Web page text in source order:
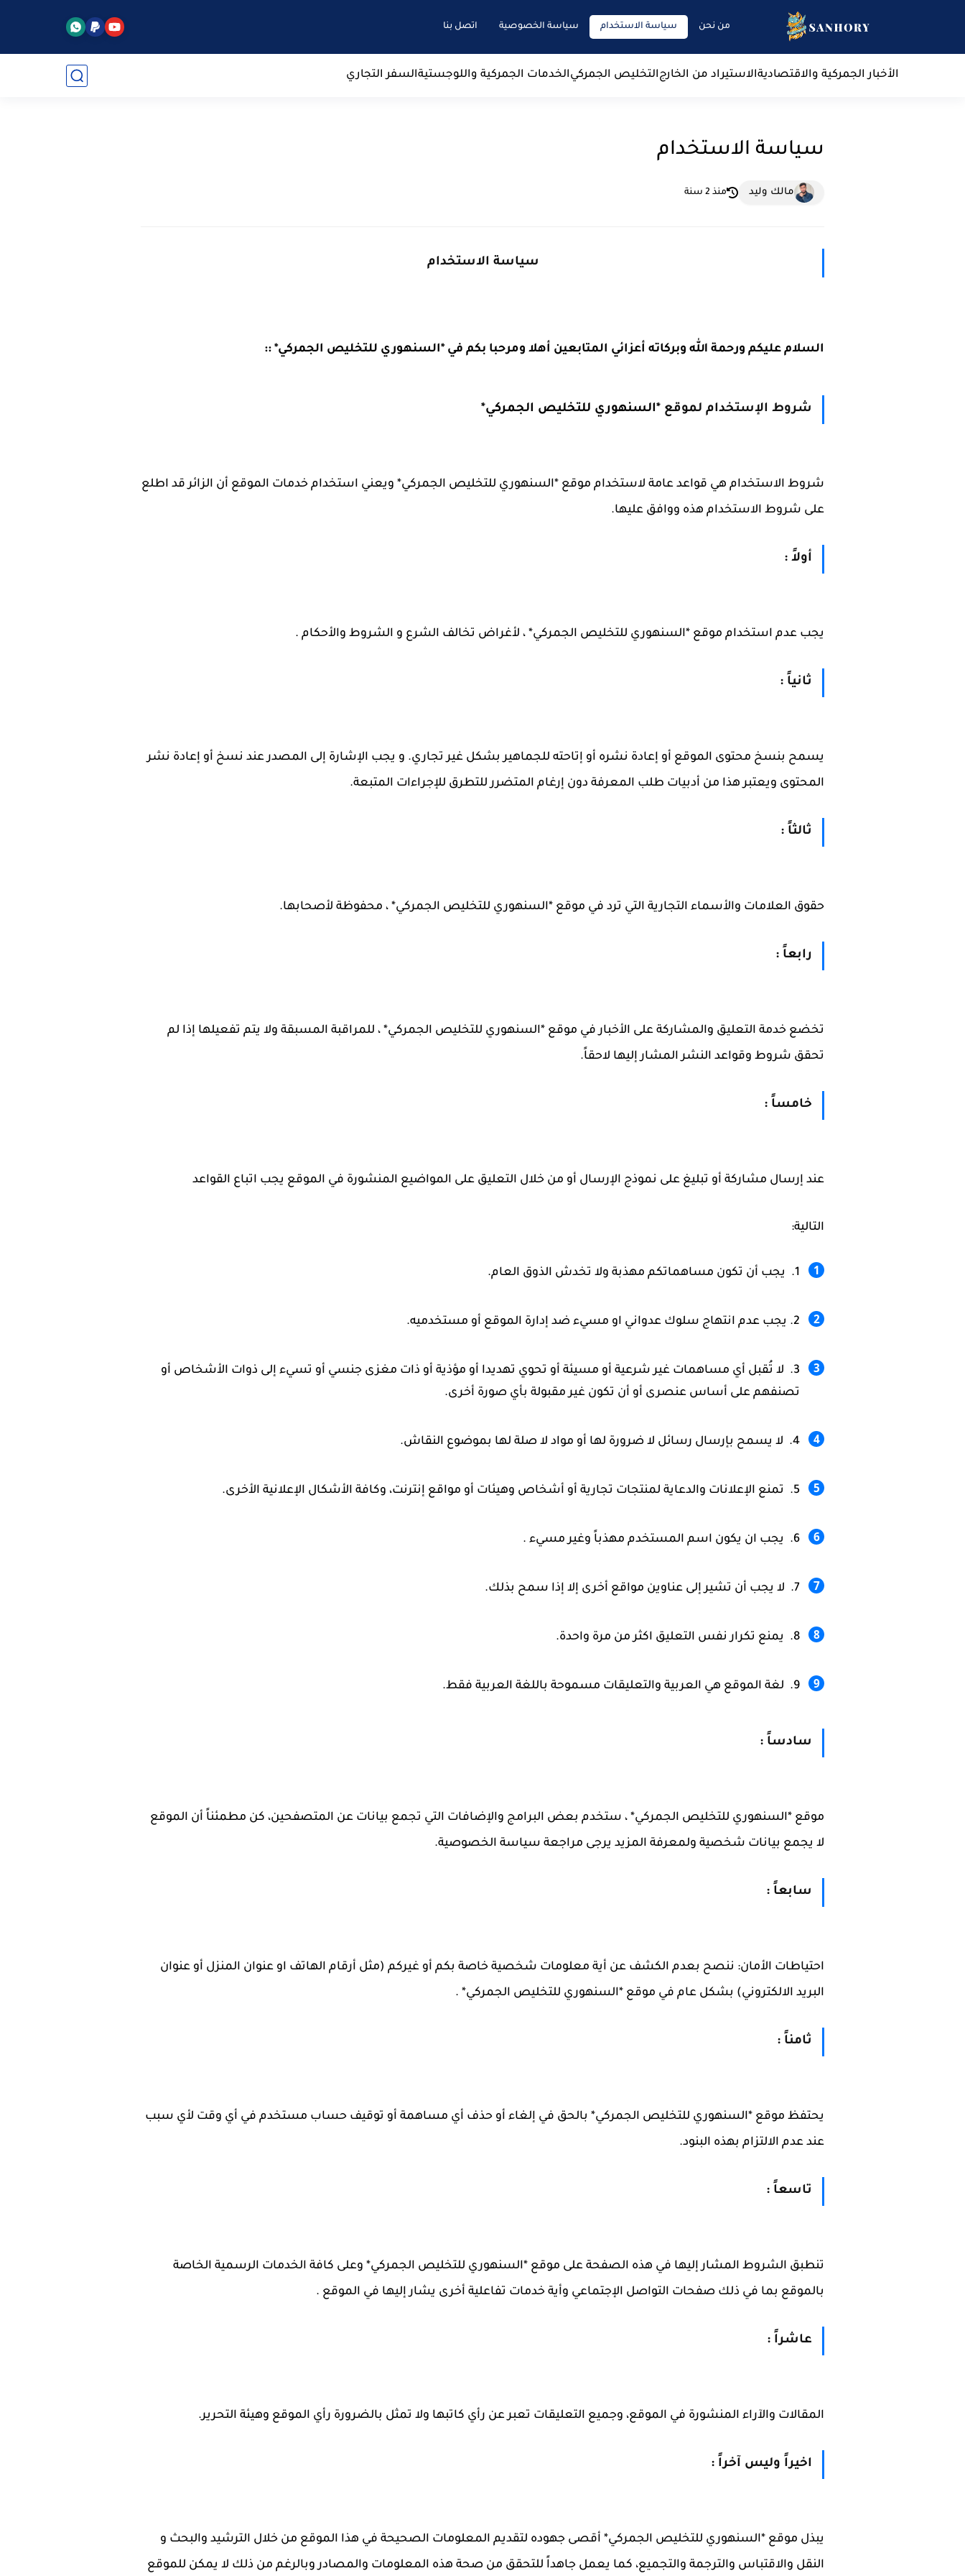
من نحن سياسة الاستخدام سياسة الخصوصية اتصل بنا
الأخبار الجمركية والاقتصاديةالاستيراد من الخارجالتخليص الجمركيالخدمات الجمركية واللوجستيةالسفر التجاري
سياسة الاستخدام
مالك وليد منذ 2 سنة
سياسة الاستخدام
السلام عليكم ورحمة الله وبركاته أعزائي المتابعين أهلا ومرحبا بكم في*السنهوري للتخليص الجمركي* ::
شروط الإستخدام لموقع *السنهوري للتخليص الجمركي*
شروط الاستخدام هي قواعد عامة لاستخدام موقع *السنهوري للتخليص الجمركي* ويعني استخدام خدمات الموقع أن الزائر قد اطلع
على شروط الاستخدام هذه ووافق عليها.
أولاً :
يجب عدم استخدام موقع *السنهوري للتخليص الجمركي* ، لأغراض تخالف الشرع و الشروط والأحكام .
ثانياً :
يسمح بنسخ محتوى الموقع أو إعادة نشره أو إتاحته للجماهير بشكل غير تجاري. و يجب الإشارة إلى المصدر عند نسخ أو إعادة نشر
المحتوى ويعتبر هذا من أدبيات طلب المعرفة دون إرغام المتضرر للتطرق للإجراءات المتبعة.
ثالثاً :
حقوق العلامات والأسماء التجارية التي ترد في موقع *السنهوري للتخليص الجمركي* ، محفوظة لأصحابها.
رابعاً :
تخضع خدمة التعليق والمشاركة على الأخبار في موقع *السنهوري للتخليص الجمركي* ، للمراقبة المسبقة ولا يتم تفعيلها إذا لم
تحقق شروط وقواعد النشر المشار إليها لاحقاً.
خامساً :
عند إرسال مشاركة أو تبليغ على نموذج الإرسال أو من خلال التعليق على المواضيع المنشورة في الموقع يجب اتباع القواعد
التالية:
يجب أن تكون مساهماتكم مهذبة ولا تخدش الذوق العام.
يجب عدم انتهاج سلوك عدواني او مسيء ضد إدارة الموقع أو مستخدميه.
لا تُقبل أي مساهمات غير شرعية أو مسيئة أو تحوي تهديدا أو مؤذية أو ذات مغزى جنسي أو تسيء إلى ذوات الأشخاص أو
تصنفهم على أساس عنصرى أو أن تكون غير مقبولة بأي صورة أخرى.
لا يسمح بإرسال رسائل لا ضرورة لها أو مواد لا صلة لها بموضوع النقاش.
تمنع الإعلانات والدعاية لمنتجات تجارية أو أشخاص وهيئات أو مواقع إنترنت، وكافة الأشكال الإعلانية الأخرى.
يجب ان يكون اسم المستخدم مهذباً وغير مسيء .
لا يجب أن تشير إلى عناوين مواقع أخرى إلا إذا سمح بذلك.
يمنع تكرار نفس التعليق اكثر من مرة واحدة.
لغة الموقع هي العربية والتعليقات مسموحة باللغة العربية فقط.
سادساً :
موقع *السنهوري للتخليص الجمركي* ، ستخدم بعض البرامج والإضافات التي تجمع بيانات عن المتصفحين، كن مطمئناً أن الموقع
لا يجمع بيانات شخصية ولمعرفة المزيد يرجى مراجعة سياسة الخصوصية.
سابعاً :
احتياطات الأمان: ننصح بعدم الكشف عن أية معلومات شخصية خاصة بكم أو غيركم (مثل أرقام الهاتف او عنوان المنزل أو عنوان
البريد الالكتروني) بشكل عام في موقع *السنهوري للتخليص الجمركي* .
ثامناً :
يحتفظ موقع *السنهوري للتخليص الجمركي* بالحق في إلغاء أو حذف أي مساهمة أو توقيف حساب مستخدم في أي وقت لأي سبب
عند عدم الالتزام بهذه البنود.
تاسعاً :
تنطبق الشروط المشار إليها في هذه الصفحة على موقع *السنهوري للتخليص الجمركي* وعلى كافة الخدمات الرسمية الخاصة
بالموقع بما في ذلك صفحات التواصل الإجتماعي وأية خدمات تفاعلية أخرى يشار إليها في الموقع .
عاشراً :
المقالات والآراء المنشورة في الموقع، وجميع التعليقات تعبر عن رأي كاتبها ولا تمثل بالضرورة رأي الموقع وهيئة التحرير.
اخيراً وليس آخراً :
يبذل موقع *السنهوري للتخليص الجمركي* أقصى جهوده لتقديم المعلومات الصحيحة في هذا الموقع من خلال الترشيد والبحث و
النقل والاقتباس والترجمة والتجميع، كما يعمل جاهداً للتحقق من صحة هذه المعلومات والمصادر وبالرغم من ذلك لا يمكن للموقع